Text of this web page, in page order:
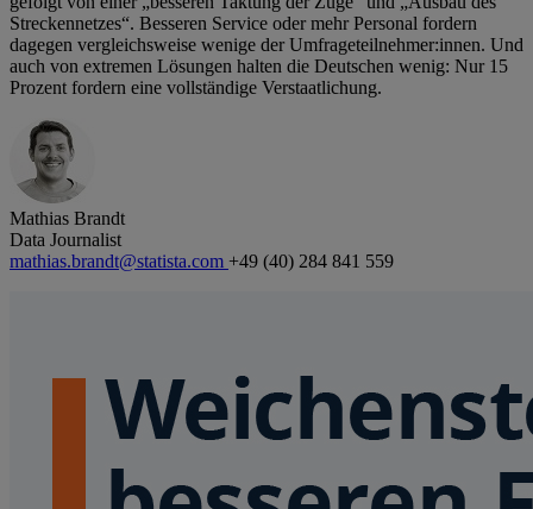
Streckennetzes“. Besseren Service oder mehr Personal fordern
dagegen vergleichsweise wenige der Umfrageteilnehmer:innen. Und
auch von extremen Lösungen halten die Deutschen wenig: Nur 15
Prozent fordern eine vollständige Verstaatlichung.
Mathias Brandt
Data Journalist
mathias.brandt@statista.com +49 (40) 284 841 559